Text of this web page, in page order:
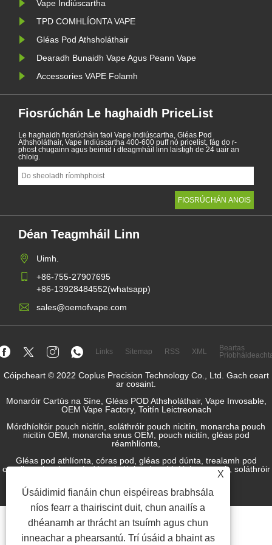
X
Úsáidimid fianáin chun eispéireas brabhsála
níos fearr a thairiscint duit, chun anailís a
dhéanamh ar thrácht an tsuímh agus chun
inneachar a phearsantú. Trí úsáid a bhaint as
Vape Indiúscartha
TPD COMHLÍONTA VAPE
Gléas Pod Athsholáthair
Dearadh Bunaidh Vape Agus Peann Vape
Accessories VAPE Folamh
Fiosrúchán Le haghaidh PriceList
Le haghaidh fiosrúcháin faoi Vape Indiúscartha, Gléas Pod
Athsholáthair, Vape Indiúscartha 400-600 puff nó pricelist, fág do r-
phost chugainn agus beimid i dteagmháil linn laistigh de 24 uair an
chloig.
Déan Teagmháil Linn
Uimh.
+86-755-27907695
+86-13928484552(whatsapp)
sales@oemofvape.com
Links Sitemap RSS XML
Beartas
Cóipcheart © 2022 Coplus Precision Technology Co., Ltd. Gach ceart
ar cosaint.
Monaróir Cartús na Síne, Gléas POD Athsholáthair, Vape Invosable,
OEM Vape Factory, Toitín Leictreonach
Mórdhíoltóir pouch nicitín, soláthróir pouch nicitín, monarcha pouch
nicitín OEM, monarcha snus OEM, pouch nicitín, gléas pod
réamhlíonta,
Gléas pod athlíonta, córas pod, gléas pod dúnta, trealamh pod
oscailte, r-leacht, r-sú, déantúsóir leacht toitíní leictreonach, soláthróir